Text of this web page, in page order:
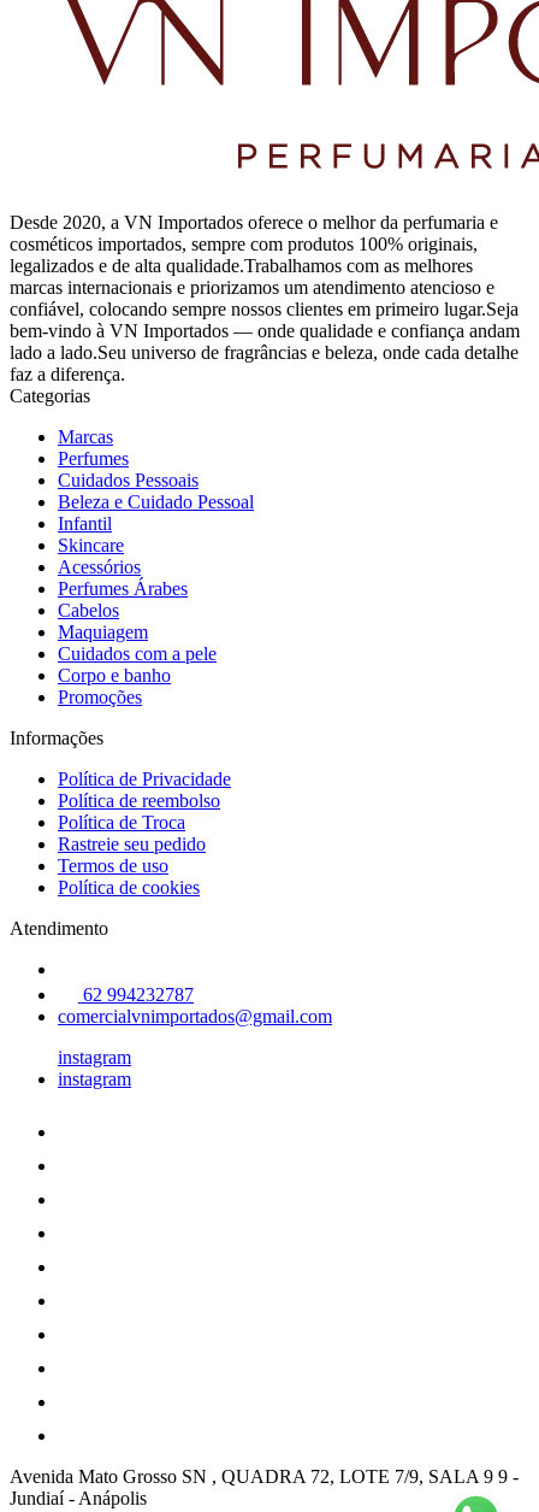
Desde 2020, a VN Importados oferece o melhor da perfumaria e
cosméticos importados, sempre com produtos 100% originais,
legalizados e de alta qualidade.Trabalhamos com as melhores
marcas internacionais e priorizamos um atendimento atencioso e
confiável, colocando sempre nossos clientes em primeiro lugar.Seja
bem-vindo à VN Importados — onde qualidade e confiança andam
lado a lado.Seu universo de fragrâncias e beleza, onde cada detalhe
faz a diferença.
Categorias
Marcas
Perfumes
Cuidados Pessoais
Beleza e Cuidado Pessoal
Infantil
Skincare
Acessórios
Perfumes Árabes
Cabelos
Maquiagem
Cuidados com a pele
Corpo e banho
Promoções
Informações
Política de Privacidade
Política de reembolso
Política de Troca
Rastreie seu pedido
Termos de uso
Política de cookies
Atendimento
62 994232787
comercialvnimportados@gmail.com
instagram
instagram
Avenida Mato Grosso SN , QUADRA 72, LOTE 7/9, SALA 9 9 -
Jundiaí - Anápolis